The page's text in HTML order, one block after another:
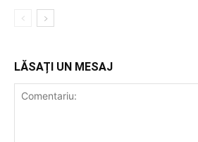
LĂSAȚI UN MESAJ